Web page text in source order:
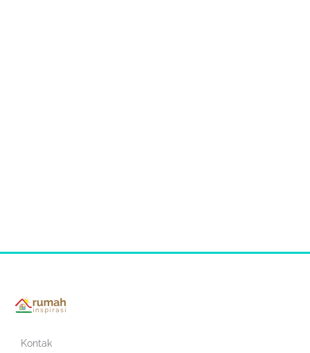
Kontak